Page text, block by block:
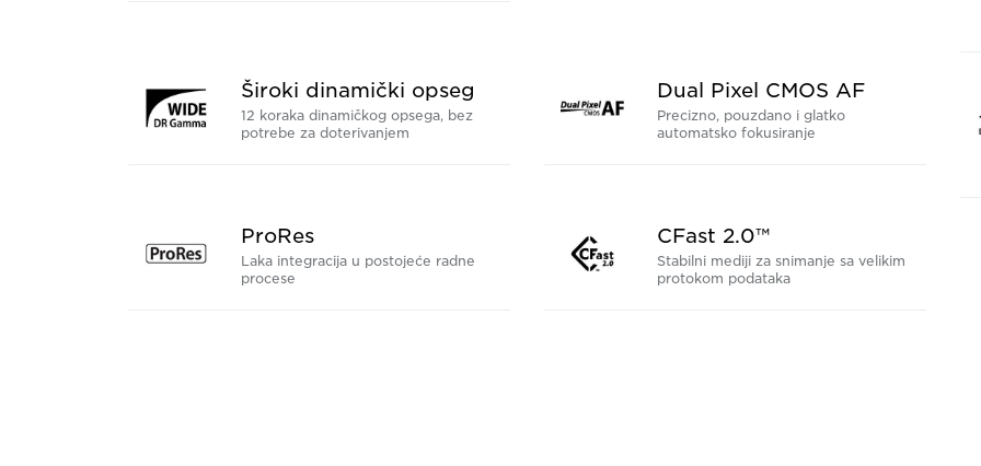
Široki dinamički opseg
12 koraka dinamičkog opsega, bez
potrebe za doterivanjem
Dual Pixel CMOS AF
Precizno, pouzdano i glatko
automatsko fokusiranje
ProRes
Laka integracija u postojeće radne
procese
CFast 2.0™
Stabilni mediji za snimanje sa velikim
protokom podataka